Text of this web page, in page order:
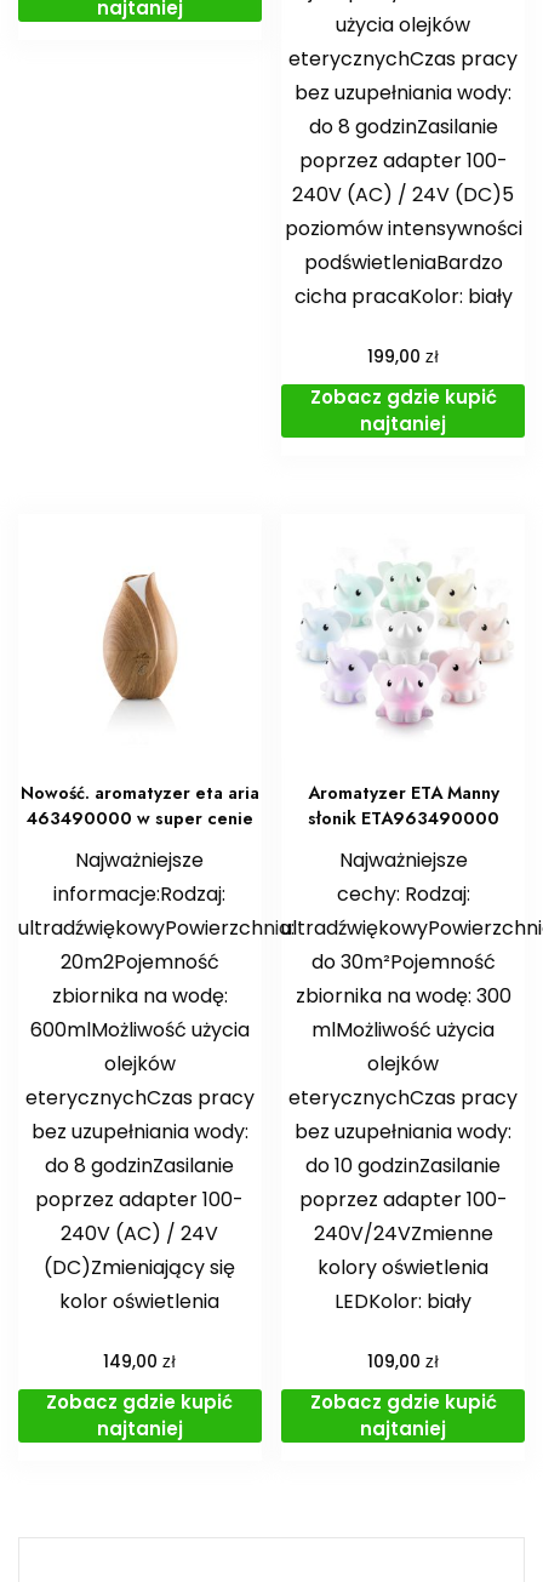
najtaniej
użycia olejków
eterycznychCzas pracy
bez uzupełniania wody:
do 8 godzinZasilanie
poprzez adapter 100-
240V (AC) / 24V (DC)5
poziomów intensywności
podświetleniaBardzo
cicha pracaKolor: biały
199,00zł
Zobacz gdzie kupić
najtaniej
Nowość. aromatyzer eta aria
463490000 w super cenie
Najważniejsze
informacje:Rodzaj:
ultradźwiękowyPowierzchnia:
20m2Pojemność
zbiornika na wodę:
600mlMożliwość użycia
olejków
eterycznychCzas pracy
bez uzupełniania wody:
do 8 godzinZasilanie
poprzez adapter 100-
240V (AC) / 24V
(DC)Zmieniający się
kolor oświetlenia
149,00zł
Zobacz gdzie kupić
najtaniej
Aromatyzer ETA Manny
słonik ETA963490000
Najważniejsze
cechy: Rodzaj:
do 30m²Pojemność
zbiornika na wodę: 300
mlMożliwość użycia
olejków
eterycznychCzas pracy
bez uzupełniania wody:
do 10 godzinZasilanie
poprzez adapter 100-
240V/24VZmienne
kolory oświetlenia
LEDKolor: biały
109,00zł
Zobacz gdzie kupić
najtaniej